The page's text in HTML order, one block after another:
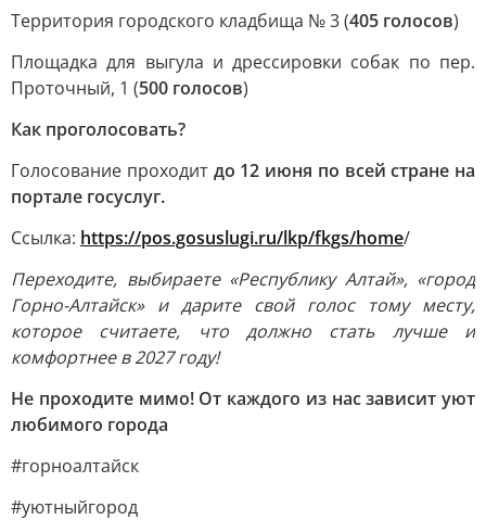
Территория городского кладбища № 3 (405 голосов)
Площадка для выгула и дрессировки собак по пер.
Проточный, 1 (500 голосов)
Как проголосовать?
Голосование проходит до 12 июня по всей стране на
портале госуслуг.
Ссылка: https://pos.gosuslugi.ru/lkp/fkgs/home/
Переходите, выбираете «Республику Алтай», «город
Горно-Алтайск» и дарите свой голос тому месту,
которое считаете, что должно стать лучше и
комфортнее в 2027 году!
Не проходите мимо! От каждого из нас зависит уют
любимого города
#горноалтайск
#уютныйгород